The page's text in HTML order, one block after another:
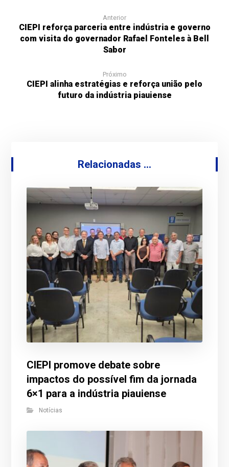
Anterior
CIEPI reforça parceria entre indústria e governo
com visita do governador Rafael Fonteles à Bell
Sabor
Próximo
CIEPI alinha estratégias e reforça união pelo
futuro da indústria piauiense
Relacionadas ...
CIEPI promove debate sobre
impactos do possível fim da jornada
6×1 para a indústria piauiense
Notícias